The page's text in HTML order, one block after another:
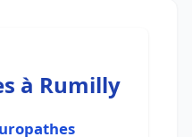
à Rumilly